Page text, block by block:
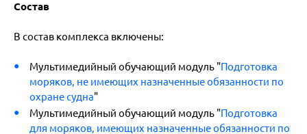
Состав
В состав комплекса включены:
Мультимедийный обучающий модуль "Подготовка
моряков, не имеющих назначенные обязанности по
охране судна"
Мультимедийный обучающий модуль "Подготовка
для моряков, имеющих назначенные обязанности по